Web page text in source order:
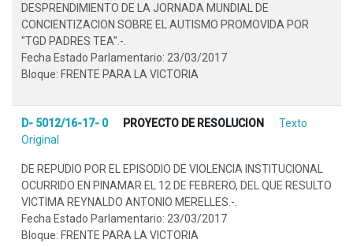
DESPRENDIMIENTO DE LA JORNADA MUNDIAL DE
CONCIENTIZACION SOBRE EL AUTISMO PROMOVIDA POR
"TGD PADRES TEA".-.
Fecha Estado Parlamentario: 23/03/2017
Bloque: FRENTE PARA LA VICTORIA
D- 5012/16-17- 0 PROYECTO DE RESOLUCION
Texto
Original
DE REPUDIO POR EL EPISODIO DE VIOLENCIA INSTITUCIONAL
OCURRIDO EN PINAMAR EL 12 DE FEBRERO, DEL QUE RESULTO
VICTIMA REYNALDO ANTONIO MERELLES.-.
Fecha Estado Parlamentario: 23/03/2017
Bloque: FRENTE PARA LA VICTORIA